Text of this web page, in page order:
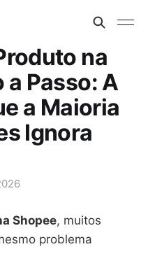
na
a Passo: A
a Maioria
Ignora
Shopee, muitos
problema